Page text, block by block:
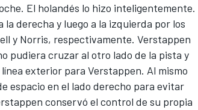
El holandés lo hizo inteligentemente.
derecha y luego a la izquierda por los
y Norris, respectivamente. Verstappen
pudiera cruzar al otro lado de la pista y
exterior para Verstappen. Al mismo
espacio en el lado derecho para evitar
conservó el control de su propia